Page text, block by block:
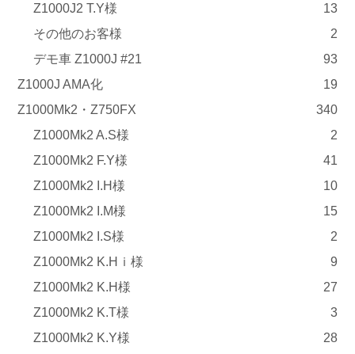
Z1000J2 T.Y様
13
その他のお客様
2
デモ車 Z1000J #21
93
Z1000J AMA化
19
Z1000Mk2・Z750FX
340
Z1000Mk2 A.S様
2
Z1000Mk2 F.Y様
41
Z1000Mk2 I.H様
10
Z1000Mk2 I.M様
15
Z1000Mk2 I.S様
2
Z1000Mk2 K.Hｉ様
9
Z1000Mk2 K.H様
27
Z1000Mk2 K.T様
3
Z1000Mk2 K.Y様
28